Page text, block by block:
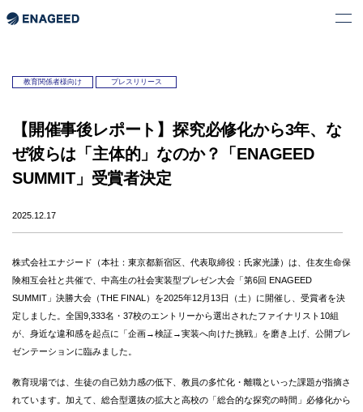
教育関係者様向け プレスリリース
【開催事後レポート】探究必修化から3年、な
ぜ彼らは「主体的」なのか？「ENAGEED
SUMMIT」受賞者決定
2025.12.17
株式会社エナジード（本社：東京都新宿区、代表取締役：氏家光謙）は、住友生命保
険相互会社と共催で、中高生の社会実装型プレゼン大会「第6回 ENAGEED
SUMMIT」決勝大会（THE FINAL）を2025年12月13日（土）に開催し、受賞者を決
定しました。全国9,333名・37校のエントリーから選出されたファイナリスト10組
が、身近な違和感を起点に「企画→検証→実装へ向けた挑戦」を磨き上げ、公開プレ
ゼンテーションに臨みました。
教育現場では、生徒の自己効力感の低下、教員の多忙化・離職といった課題が指摘さ
れています。加えて、総合型選抜の拡大と高校の「総合的な探究の時間」必修化から